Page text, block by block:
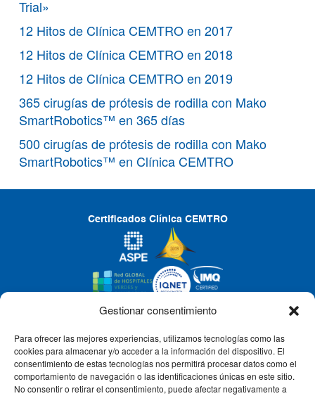
Gestionar consentimiento
Para ofrecer las mejores experiencias, utilizamos tecnologías como las
cookies para almacenar y/o acceder a la información del dispositivo. El
consentimiento de estas tecnologías nos permitirá procesar datos como el
comportamiento de navegación o las identificaciones únicas en este sitio.
No consentir o retirar el consentimiento, puede afectar negativamente a
Trial»
12 Hitos de Clínica CEMTRO en 2017
12 Hitos de Clínica CEMTRO en 2018
12 Hitos de Clínica CEMTRO en 2019
365 cirugías de prótesis de rodilla con Mako
SmartRobotics™ en 365 días
500 cirugías de prótesis de rodilla con Mako
SmartRobotics™ en Clínica CEMTRO
Certificados Clínica CEMTRO
CLÍNICA CEMTRO
QUIÉNES SOMOS